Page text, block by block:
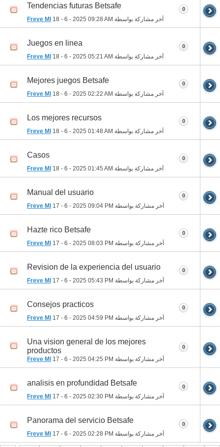
Tendencias futuras Betsafe
آخر مشاركة بواسطة Freve Ml 18 - 6 - 2025 09:28 AM
0
Juegos en linea
آخر مشاركة بواسطة Freve Ml 18 - 6 - 2025 05:21 AM
0
Mejores juegos Betsafe
آخر مشاركة بواسطة Freve Ml 18 - 6 - 2025 02:22 AM
0
Los mejores recursos
آخر مشاركة بواسطة Freve Ml 18 - 6 - 2025 01:48 AM
0
Casos
آخر مشاركة بواسطة Freve Ml 18 - 6 - 2025 01:45 AM
0
Manual del usuario
آخر مشاركة بواسطة Freve Ml 17 - 6 - 2025 09:04 PM
0
Hazte rico Betsafe
آخر مشاركة بواسطة Freve Ml 17 - 6 - 2025 08:03 PM
0
Revision de la experiencia del usuario
آخر مشاركة بواسطة Freve Ml 17 - 6 - 2025 05:43 PM
0
Consejos practicos
آخر مشاركة بواسطة Freve Ml 17 - 6 - 2025 04:59 PM
0
Una vision general de los mejores
productos
آخر مشاركة بواسطة Freve Ml 17 - 6 - 2025 04:25 PM
0
analisis en profundidad Betsafe
آخر مشاركة بواسطة Freve Ml 17 - 6 - 2025 02:30 PM
0
Panorama del servicio Betsafe
آخر مشاركة بواسطة Freve Ml 17 - 6 - 2025 02:28 PM
0